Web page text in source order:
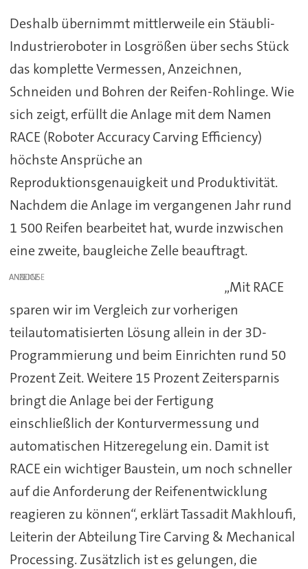
Deshalb übernimmt mittlerweile ein Stäubli-
Industrieroboter in Losgrößen über sechs Stück
das komplette Vermessen, Anzeichnen,
Schneiden und Bohren der Reifen-Rohlinge. Wie
sich zeigt, erfüllt die Anlage mit dem Namen
RACE (Roboter Accuracy Carving Efficiency)
höchste Ansprüche an
Reproduktionsgenauigkeit und Produktivität.
Nachdem die Anlage im vergangenen Jahr rund
1 500 Reifen bearbeitet hat, wurde inzwischen
eine zweite, baugleiche Zelle beauftragt.
ANZEIGE
„Mit RACE
sparen wir im Vergleich zur vorherigen
teilautomatisierten Lösung allein in der 3D-
Programmierung und beim Einrichten rund 50
Prozent Zeit. Weitere 15 Prozent Zeitersparnis
bringt die Anlage bei der Fertigung
einschließlich der Konturvermessung und
automatischen Hitzeregelung ein. Damit ist
RACE ein wichtiger Baustein, um noch schneller
auf die Anforderung der Reifenentwicklung
reagieren zu können“, erklärt Tassadit Makhloufi,
Leiterin der Abteilung Tire Carving & Mechanical
Processing. Zusätzlich ist es gelungen, die